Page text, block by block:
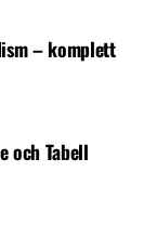
– komplett
och Tabell